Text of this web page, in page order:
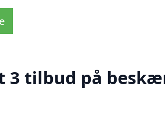
tilbud på